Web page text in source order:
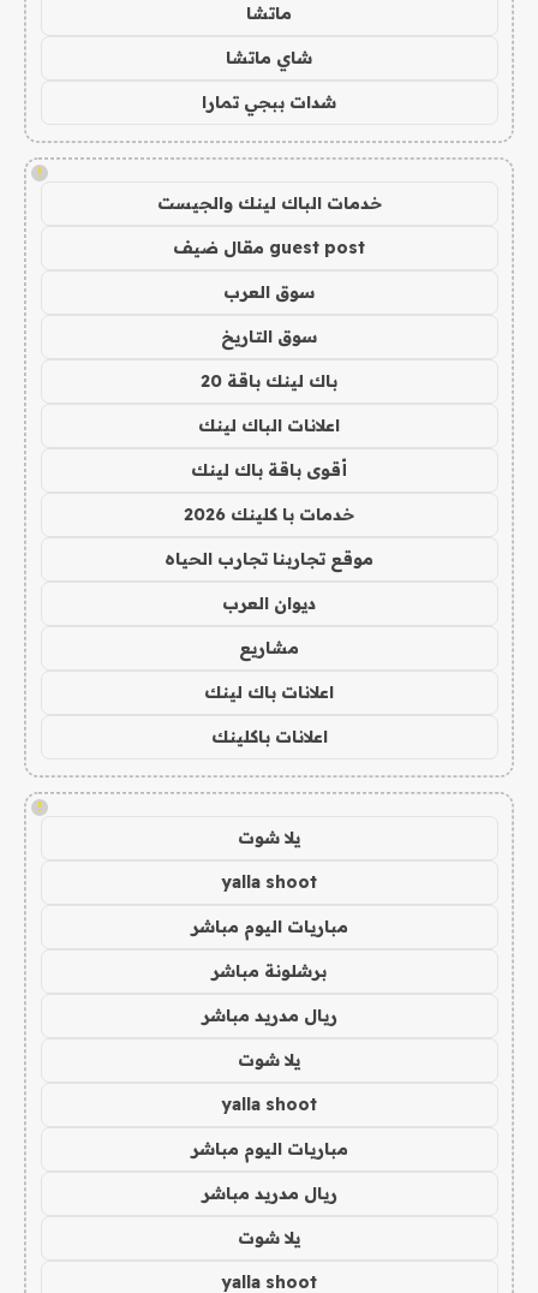
ماتشا
شاي ماتشا
شدات ببجي تمارا
!
خدمات الباك لينك والجيست
guest post مقال ضيف
سوق العرب
سوق التاريخ
باك لينك باقة 20
اعلانات الباك لينك
أقوى باقة باك لينك
خدمات با كلينك 2026
موقع تجاربنا تجارب الحياه
ديوان العرب
مشاريع
اعلانات باك لينك
اعلانات باكلينك
!
يلا شوت
yalla shoot
مباريات اليوم مباشر
برشلونة مباشر
ريال مدريد مباشر
يلا شوت
yalla shoot
مباريات اليوم مباشر
ريال مدريد مباشر
يلا شوت
yalla shoot